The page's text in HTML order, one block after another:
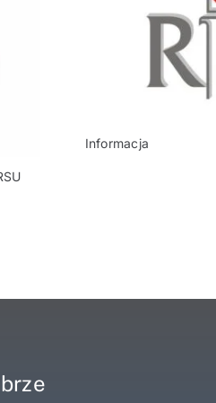
Informacja